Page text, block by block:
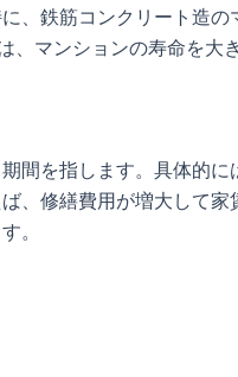
、鉄筋コンクリート造
マンションの寿命を大
間を指します。具体的
、修繕費用が増大して家
。